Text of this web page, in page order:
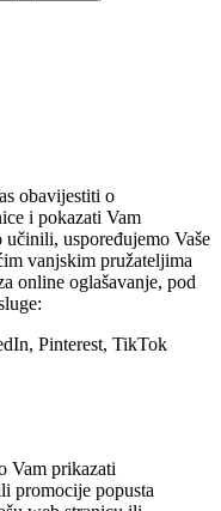
obavijestiti o
i pokazati Vam
uspoređujemo Vaše
vanjskim pružateljima
online oglašavanje, pod
Pinterest, TikTok
Vam prikazati
promocije popusta